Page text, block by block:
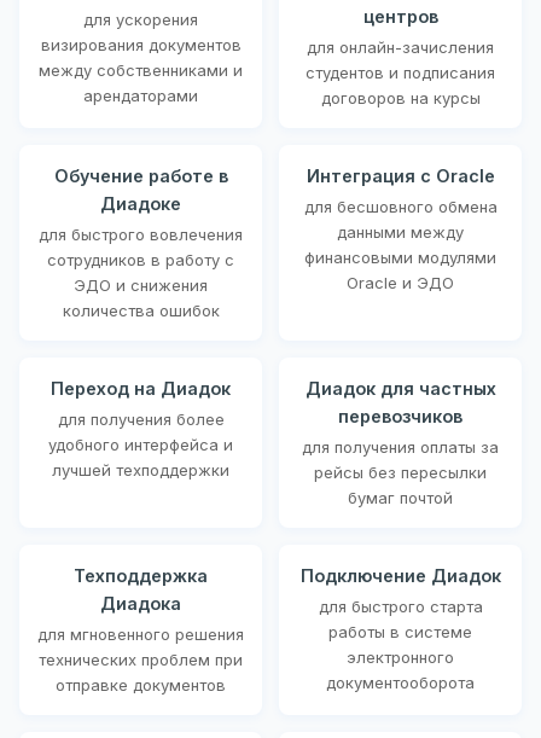
для ускорения
визирования документов
между собственниками и
арендаторами
центров
для онлайн-зачисления
студентов и подписания
договоров на курсы
Обучение работе в
Диадоке
для быстрого вовлечения
сотрудников в работу с
ЭДО и снижения
количества ошибок
Интеграция с Oracle
для бесшовного обмена
данными между
финансовыми модулями
Oracle и ЭДО
Переход на Диадок
для получения более
удобного интерфейса и
лучшей техподдержки
Диадок для частных
перевозчиков
для получения оплаты за
рейсы без пересылки
бумаг почтой
Техподдержка
Диадока
для мгновенного решения
технических проблем при
отправке документов
Подключение Диадок
для быстрого старта
работы в системе
электронного
документооборота